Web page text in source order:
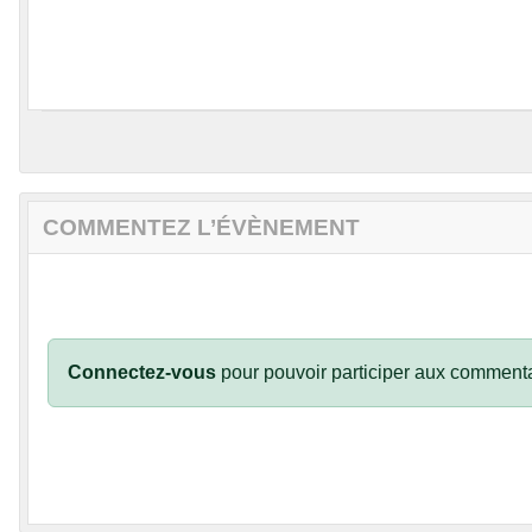
COMMENTEZ L’ÉVÈNEMENT
Connectez-vous pour pouvoir participer aux